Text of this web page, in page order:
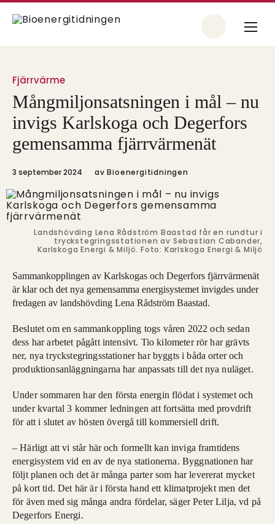
Fjärrvärme
Mångmiljonsatsningen i mål – nu
invigs Karlskoga och Degerfors
gemensamma fjärrvärmenät
3 september 2024 av Bioenergitidningen
Landshövding Lena Rådström Baastad får en rundtur i
tryckstegringsstationen av Sebastian Cabander,
Karlskoga Energi & Miljö. Foto: Karlskoga Energi & Miljö
Sammankopplingen av Karlskogas och Degerfors fjärrvärmenät
är klar och det nya gemensamma energisystemet invigdes under
fredagen av landshövding Lena Rådström Baastad.
Beslutet om en sammankoppling togs våren 2022 och sedan
dess har arbetet pågått intensivt. Tio kilometer rör har grävts
ner, nya tryckstegringsstationer har byggts i båda orter och
produktionsanläggningarna har anpassats till det nya nuläget.
Under sommaren har den första energin flödat i systemet och
under kvartal 3 kommer ledningen att fortsätta med provdrift
för att i slutet av hösten övergå till kommersiell drift.
– Härligt att vi står här och formellt kan inviga framtidens
energisystem vid en av de nya stationerna. Byggnationen har
följt planen och det är många parter som har levererat mycket
på kort tid. Det här är i första hand ett klimatprojekt men det
för även med sig många andra fördelar, säger Peter Lilja, vd på
Degerfors Energi.